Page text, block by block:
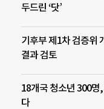
두드린 ‘닷’
기후부 제1차 검증위
결과 검토
18개국 청소년 300명,
다